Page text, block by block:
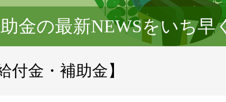
金の最新NEWSをいち早
付金・補助金】